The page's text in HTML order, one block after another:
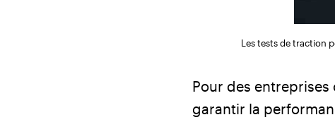
Les tests de traction
Pour des
garantir la